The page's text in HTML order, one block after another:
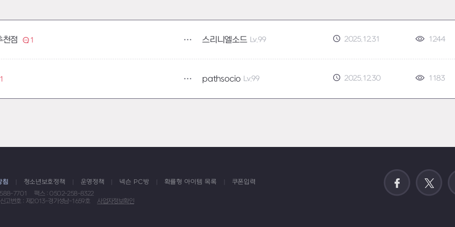
천점 1 스리니엘소드 Lv.99 2025.12.31 1244
pathsocio Lv.99 2025.12.30 1183
침 청소년보호정책 운영정책 넥슨 PC방 확률형 아이템 목록
쿠폰입력
7701
팩스 : 0502-258-8322
고번호 : 제2013-경기성남-1659호
사업자정보확인